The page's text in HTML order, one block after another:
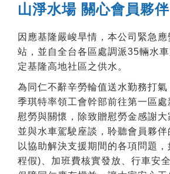
山淨水場 關心會員夥伴
因應基隆嚴峻旱情，本公司緊急
站，並自全台各區處調派35輛水
定基隆高地社區之供水。
為同仁不辭辛勞輪值送水勤務打
季琪特率領工會幹部前往第一區
慰勞與關懷，除致贈慰勞金感謝大
並與水車駕駛座談，聆聽會員夥伴
以協助解決支援期間的各項問題
程假)、加班費核實發放、行車安